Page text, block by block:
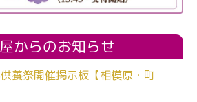
からのお知らせ
養祭開催掲示板【相模原・町